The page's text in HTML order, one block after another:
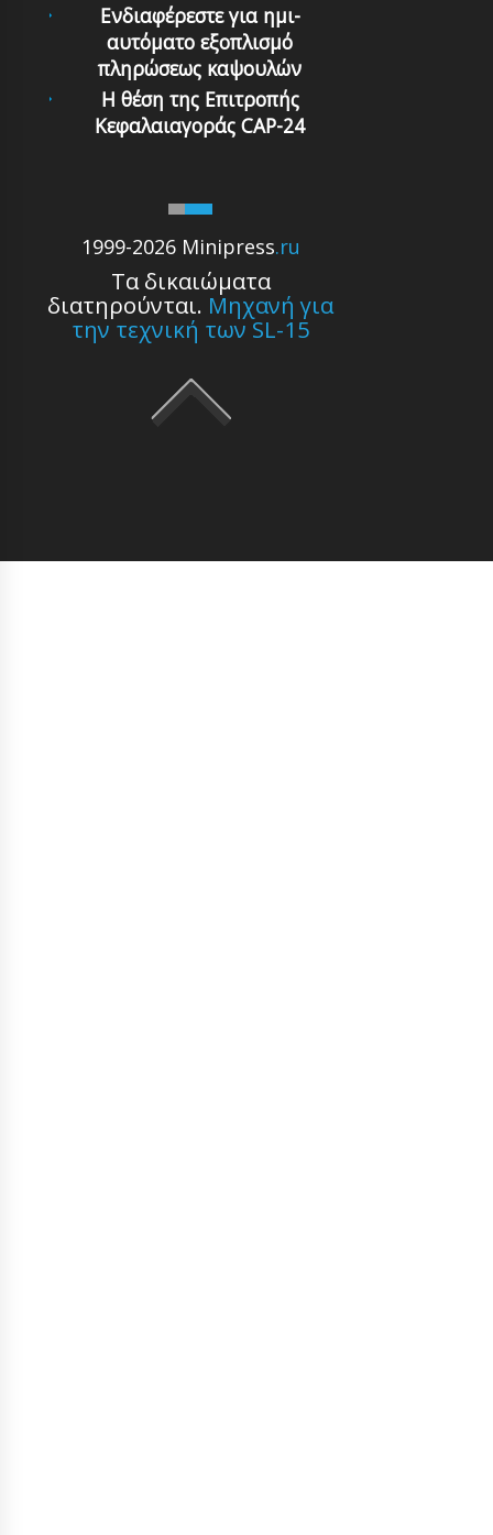
1999-2026 Minipress.ru
Τα δικαιώματα
διατηρούνται. Μηχανή για
την τεχνική των SL-15
Ενδιαφέρεστε για ημι-
αυτόματο εξοπλισμό
πληρώσεως καψουλών
Η θέση της Επιτροπής
Κεφαλαιαγοράς CAP-24